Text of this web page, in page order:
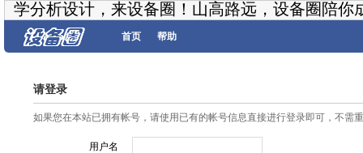
学分析设计，来设备圈！山高路远，设备圈陪你
首页 帮助
请登录
如果您在本站已拥有帐号，请使用已有的帐号信息直接进行登录即可，不需
用户名